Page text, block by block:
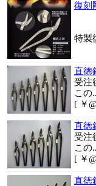
復刻
特製
直徳
受注
この
[ ￥
直徳
受注
この
[ ￥
直徳